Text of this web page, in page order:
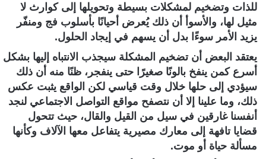
للذات وتضخيم لمشكلات بسيطة وتحويلها إلى كوارث لا
مثيل لها، والأسوأ أن ذلك يُعرض أحيانًا بأسلوب فج ومنفّر
يزيد الأمر سوءًا بدل أن يسهم في إيجاد الحلول.
يعتقد البعض أن تضخيم المشكلة سيجذب الانتباه إليها بشكل
أسرع كمن ينفخ بالونًا صغيرًا حتى ينفجر، ظنًا منه أن ذلك
سيؤدي إلى حلها خلال وقت قياسي لكن الواقع يثبت عكس
ذلك، وما علينا إلا أن نتصفح مواقع التواصل الاجتماعي لنجد
أنفسنا غارقين في سيل من القيل والقال، حيث تتحول
قضايا تافهة إلى معارك مصيرية يتفاعل معها الآلاف وكأنها
مسألة حياة أو موت.